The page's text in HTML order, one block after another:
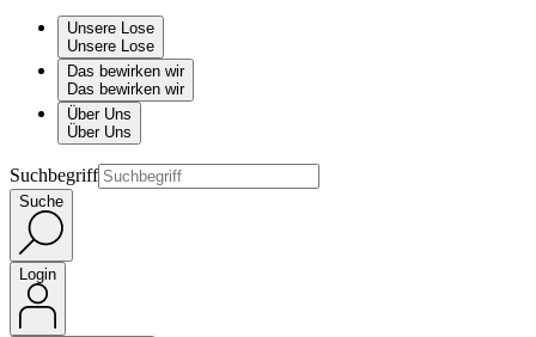
Unsere Lose
Unsere Lose
Das bewirken wir
Das bewirken wir
Über Uns
Über Uns
Suchbegriff
Suche
Login